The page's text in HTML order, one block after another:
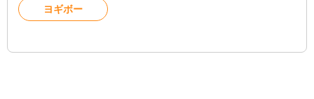
ヨギボー